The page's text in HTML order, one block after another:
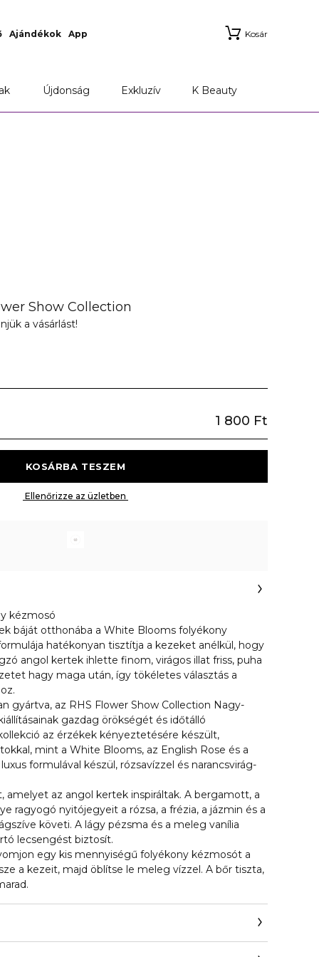
Ajándékok App Kosár
Újdonság Exkluzív K Beauty
Show Collection
a vásárlást!
1 800 Ft
kézmosó
báját otthonába a White Blooms folyékony
hatékonyan tisztítja a kezeket anélkül, hogy
angol kertek ihlette finom, virágos illat friss, puha
hagy maga után, így tökéletes választás a
gyártva, az RHS Flower Show Collection Nagy-
gazdag örökségét és időtálló
az érzékek kényeztetésére készült,
mint a White Blooms, az English Rose és a
formulával készül, rózsavízzel és narancsvirág-
amelyet az angol kertek inspiráltak. A bergamott, a
ragyogó nyitójegyeit a rózsa, a frézia, a jázmin és a
követi. A lágy pézsma és a meleg vanília
lecsengést biztosít.
egy kis mennyiségű folyékony kézmosót a
a kezeit, majd öblítse le meleg vízzel. A bőr tiszta,